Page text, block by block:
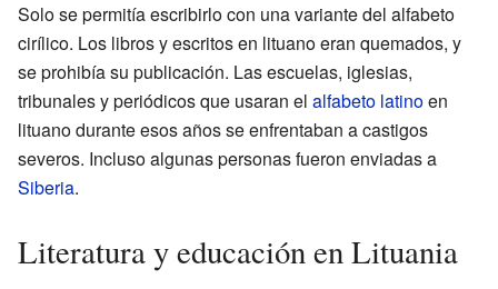
Solo se permitía escribirlo con una variante del alfabeto
cirílico. Los libros y escritos en lituano eran quemados, y
se prohibía su publicación. Las escuelas, iglesias,
tribunales y periódicos que usaran el alfabeto latinoen
lituano durante esos años se enfrentaban a castigos
severos. Incluso algunas personas fueron enviadas a
Siberia.
Literatura y educación en Lituania